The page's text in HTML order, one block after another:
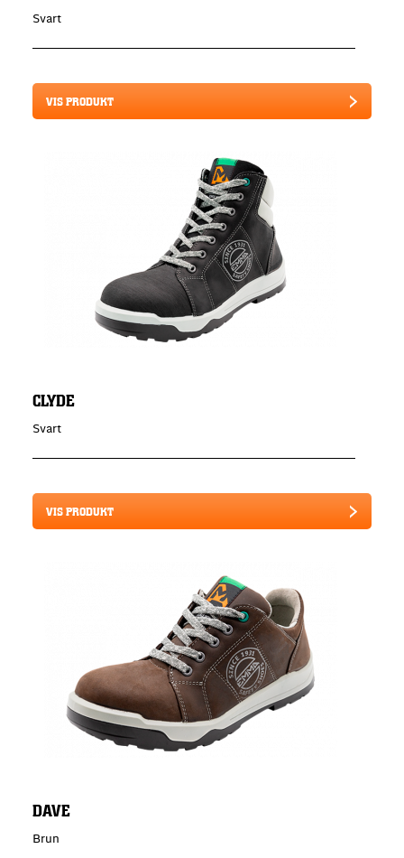
Svart
VIS PRODUKT
CLYDE
Svart
VIS PRODUKT
DAVE
Brun